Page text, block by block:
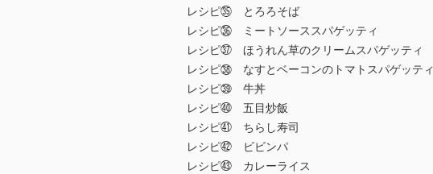
レシピ㉟ とろろそば
レシピ㊱ ミートソーススパゲッティ
レシピ㊲ ほうれん草のクリームスパゲッティ
レシピ㊳ なすとベーコンのトマトスパゲッティ
レシピ㊴ 牛丼
レシピ㊵ 五目炒飯
レシピ㊶ ちらし寿司
レシピ㊷ ビビンパ
レシピ㊸ カレーライス